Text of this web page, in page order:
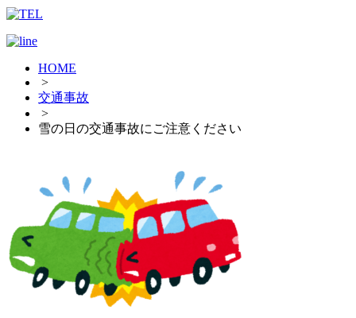
HOME
>
交通事故
>
雪の日の交通事故にご注意ください